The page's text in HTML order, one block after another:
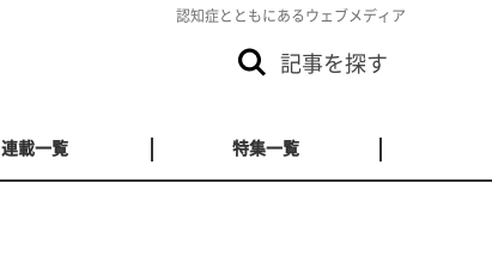
認知症とともにあるウェブメディア
記事を探す
連載一覧 特集一覧